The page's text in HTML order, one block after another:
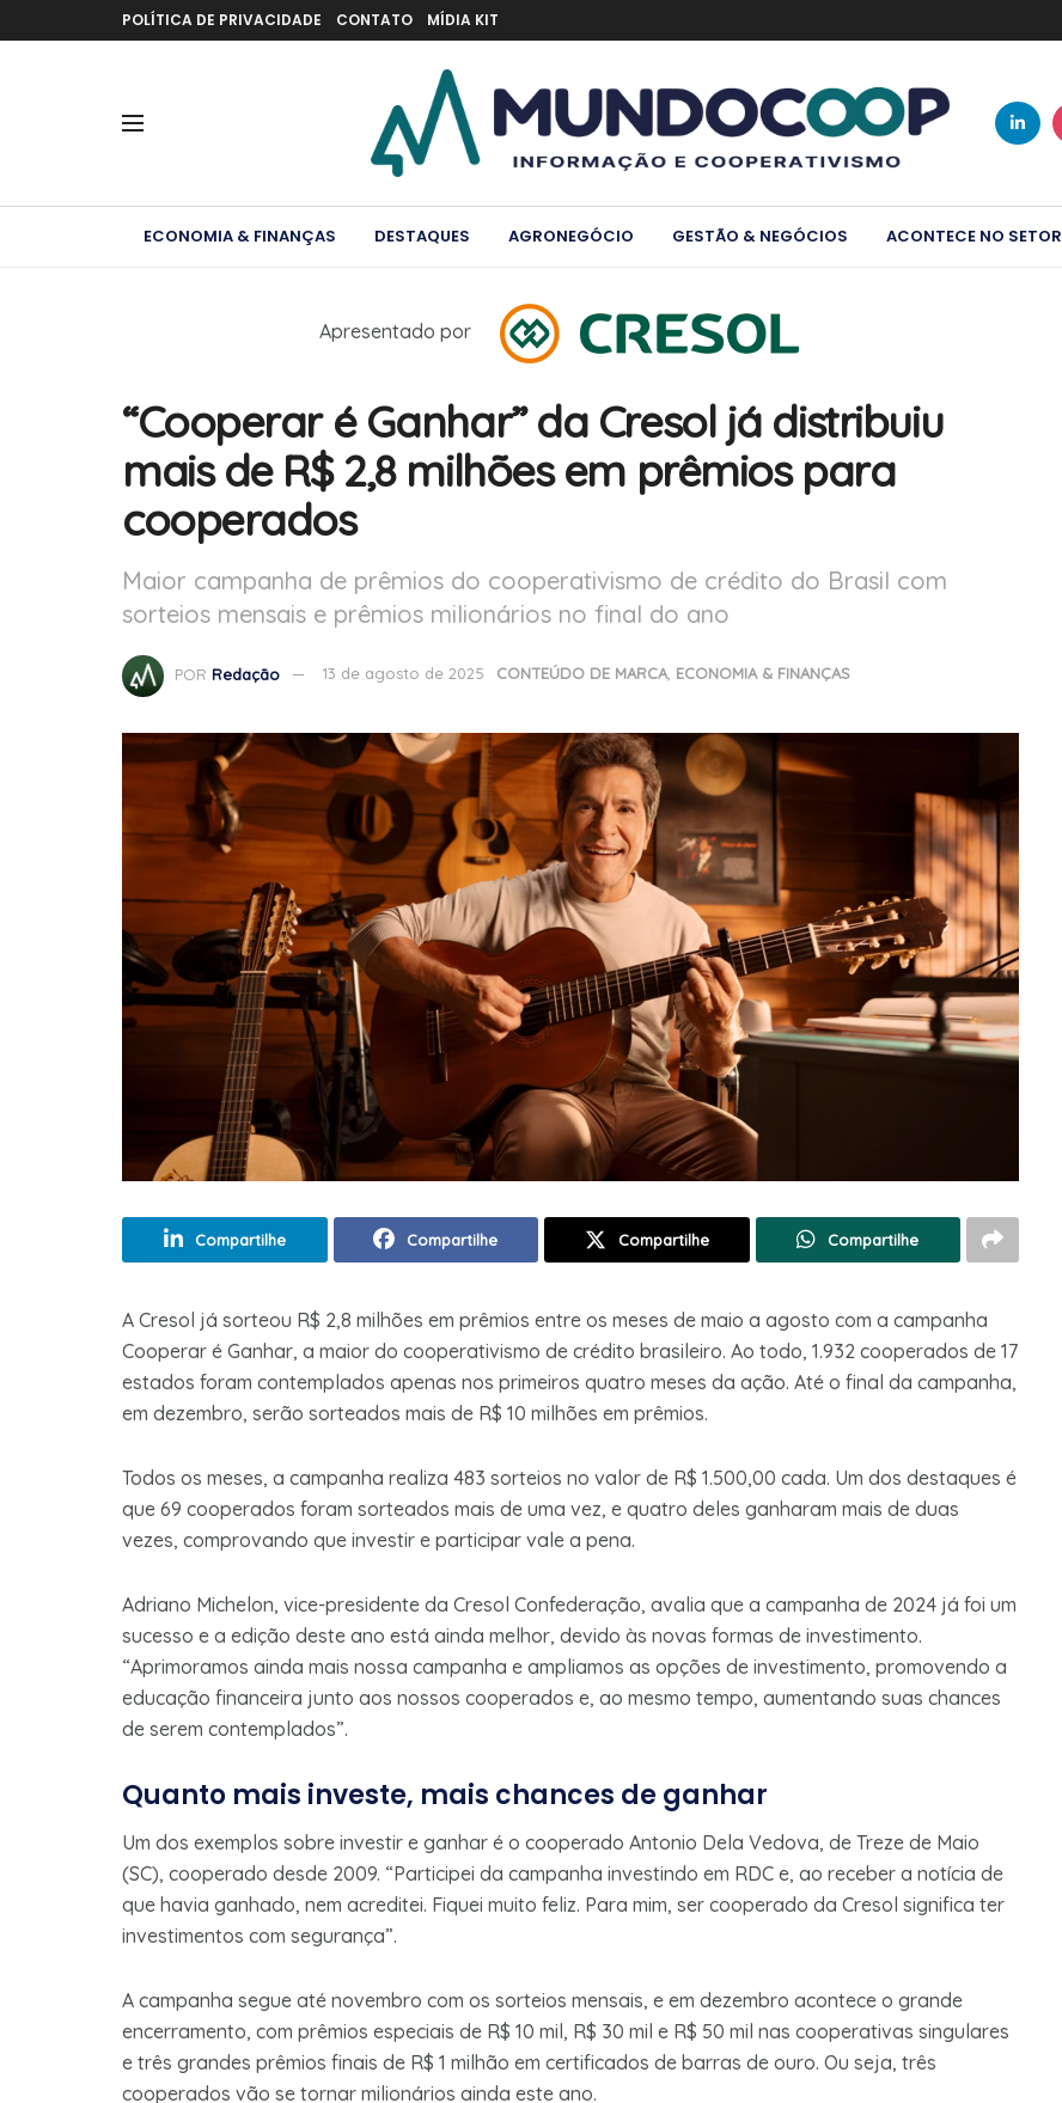
POLÍTICA DE PRIVACIDADE CONTATO MÍDIA KIT
ECONOMIA & FINANÇAS DESTAQUES AGRONEGÓCIO GESTÃO & NEGÓCIOS ACONTECE NO SETOR
Apresentado por
“Cooperar é Ganhar” da Cresol já distribuiu
mais de R$ 2,8 milhões em prêmios para
cooperados
Maior campanha de prêmios do cooperativismo de crédito do Brasil com
sorteios mensais e prêmios milionários no final do ano
POR Redação 13 de agosto de 2025 CONTEÚDO DE MARCA, ECONOMIA & FINANÇAS
Compartilhe Compartilhe Compartilhe Compartilhe
A Cresol já sorteou R$ 2,8 milhões em prêmios entre os meses de maio a agosto com a campanha
Cooperar é Ganhar, a maior do cooperativismo de crédito brasileiro. Ao todo, 1.932 cooperados de 17
estados foram contemplados apenas nos primeiros quatro meses da ação. Até o final da campanha,
em dezembro, serão sorteados mais de R$ 10 milhões em prêmios.
Todos os meses, a campanha realiza 483 sorteios no valor de R$ 1.500,00 cada. Um dos destaques é
que 69 cooperados foram sorteados mais de uma vez, e quatro deles ganharam mais de duas
vezes, comprovando que investir e participar vale a pena.
Adriano Michelon, vice-presidente da Cresol Confederação, avalia que a campanha de 2024 já foi um
sucesso e a edição deste ano está ainda melhor, devido às novas formas de investimento.
“Aprimoramos ainda mais nossa campanha e ampliamos as opções de investimento, promovendo a
educação financeira junto aos nossos cooperados e, ao mesmo tempo, aumentando suas chances
de serem contemplados”.
Quanto mais investe, mais chances de ganhar
Um dos exemplos sobre investir e ganhar é o cooperado Antonio Dela Vedova, de Treze de Maio
(SC), cooperado desde 2009. “Participei da campanha investindo em RDC e, ao receber a notícia de
que havia ganhado, nem acreditei. Fiquei muito feliz. Para mim, ser cooperado da Cresol significa ter
investimentos com segurança”.
A campanha segue até novembro com os sorteios mensais, e em dezembro acontece o grande
encerramento, com prêmios especiais de R$ 10 mil, R$ 30 mil e R$ 50 mil nas cooperativas singulares
e três grandes prêmios finais de R$ 1 milhão em certificados de barras de ouro. Ou seja, três
cooperados vão se tornar milionários ainda este ano.